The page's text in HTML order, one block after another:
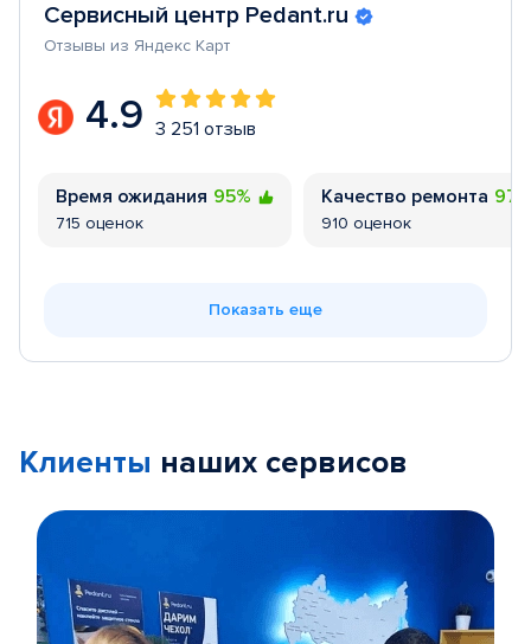
Сервисный центр Pedant.ru
Отзывы из Яндекс Карт
4.9 3 251 отзыв
Время ожидания 95%
715 оценок
Качество ремонта
910 оценок
Показать еще
Клиенты наших сервисов